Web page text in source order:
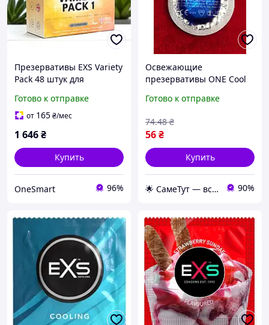
Презервативы EXS Variety
Pack 48 штук для
разнообразные текстуры
и формы
Готово к отправке
от 165₴/мес
1 646₴
Купить
OneSmart 96%
Освежающие
презервативы ONE Cool
для ярких моментов
Готово к отправке
56₴
74.48 ₴
Купить
🌟 СамеТут — всё, что нужно, в одном месте 🌟 90%